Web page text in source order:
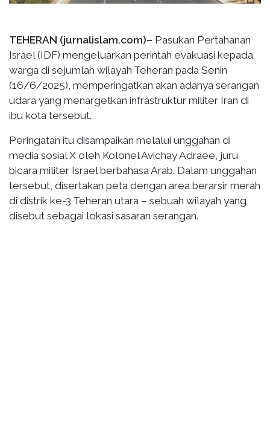
TEHERAN (jurnalislam.com)– Pasukan Pertahanan
Israel (IDF) mengeluarkan perintah evakuasi kepada
warga di sejumlah wilayah Teheran pada Senin
(16/6/2025), memperingatkan akan adanya serangan
udara yang menargetkan infrastruktur militer Iran di
ibu kota tersebut.
Peringatan itu disampaikan melalui unggahan di
media sosial X oleh Kolonel Avichay Adraee, juru
bicara militer Israel berbahasa Arab. Dalam unggahan
tersebut, disertakan peta dengan area berarsir merah
di distrik ke-3 Teheran utara – sebuah wilayah yang
disebut sebagai lokasi sasaran serangan.